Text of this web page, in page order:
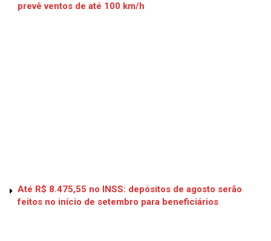
prevê ventos de até 100 km/h
Até R$ 8.475,55 no INSS: depósitos de agosto serão
feitos no início de setembro para beneficiários